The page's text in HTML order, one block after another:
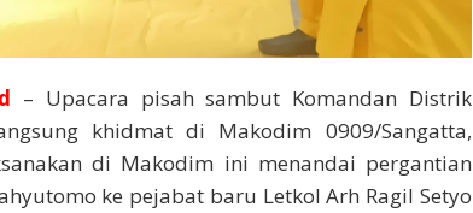
– Upacara pisah sambut Komandan Distrik
khidmat di Makodim 0909/Sangatta,
di Makodim ini menandai pergantian
ke pejabat baru Letkol Arh Ragil Setyo